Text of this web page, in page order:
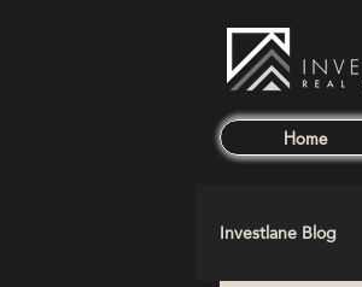
Home
Investlane Blog